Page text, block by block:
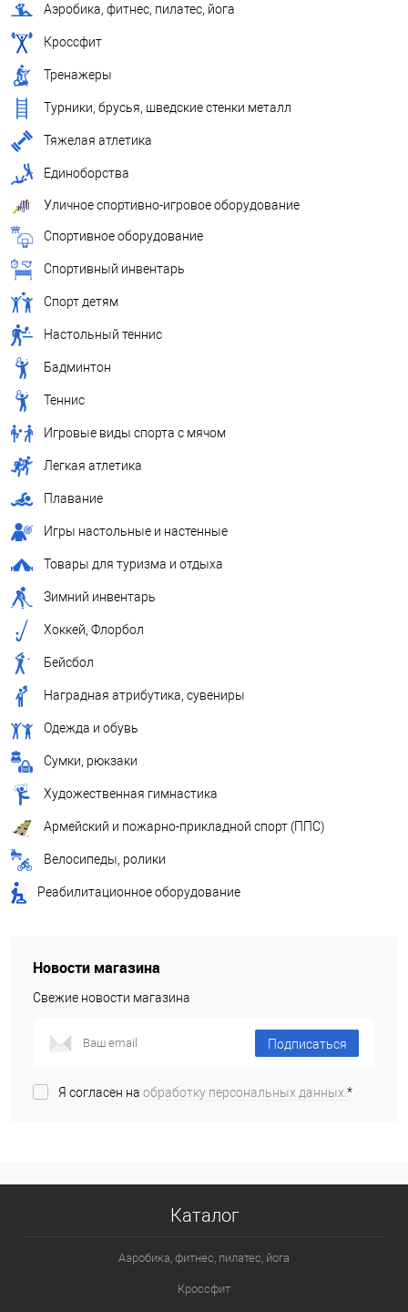
Аэробика, фитнес, пилатес, йога
Кроссфит
Тренажеры
Турники, брусья, шведские стенки металл
Тяжелая атлетика
Единоборства
Уличное спортивно-игровое оборудование
Спортивное оборудование
Спортивный инвентарь
Спорт детям
Настольный теннис
Бадминтон
Теннис
Игровые виды спорта с мячом
Легкая атлетика
Плавание
Игры настольные и настенные
Товары для туризма и отдыха
Зимний инвентарь
Хоккей, Флорбол
Бейсбол
Наградная атрибутика, сувениры
Одежда и обувь
Сумки, рюкзаки
Художественная гимнастика
Армейский и пожарно-прикладной спорт (ППС)
Велосипеды, ролики
Реабилитационное оборудование
Новости магазина
Свежие новости магазина
Подписаться
Я согласен на обработку персональных данных.*
Каталог
Аэробика, фитнес, пилатес, йога
Кроссфит